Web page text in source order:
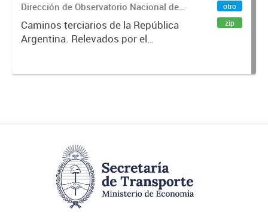
Dirección de Observatorio Nacional de
Transporte
Caminos terciarios de la República
Argentina. Relevados por el
otro
zip